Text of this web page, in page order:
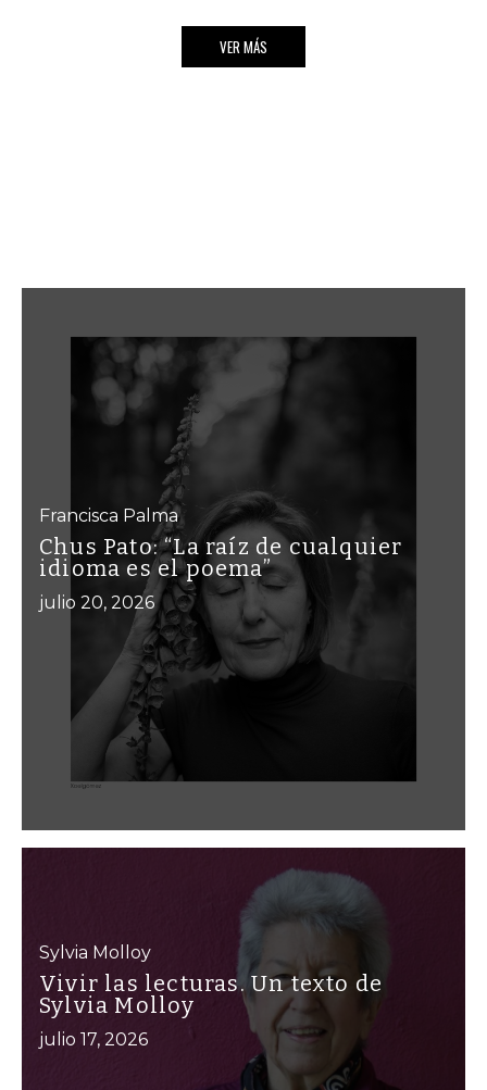
VER MÁS
Francisca Palma
Chus Pato: “La raíz de cualquier
idioma es el poema”
julio 20, 2026
Sylvia Molloy
Vivir las lecturas. Un texto de
Sylvia Molloy
julio 17, 2026